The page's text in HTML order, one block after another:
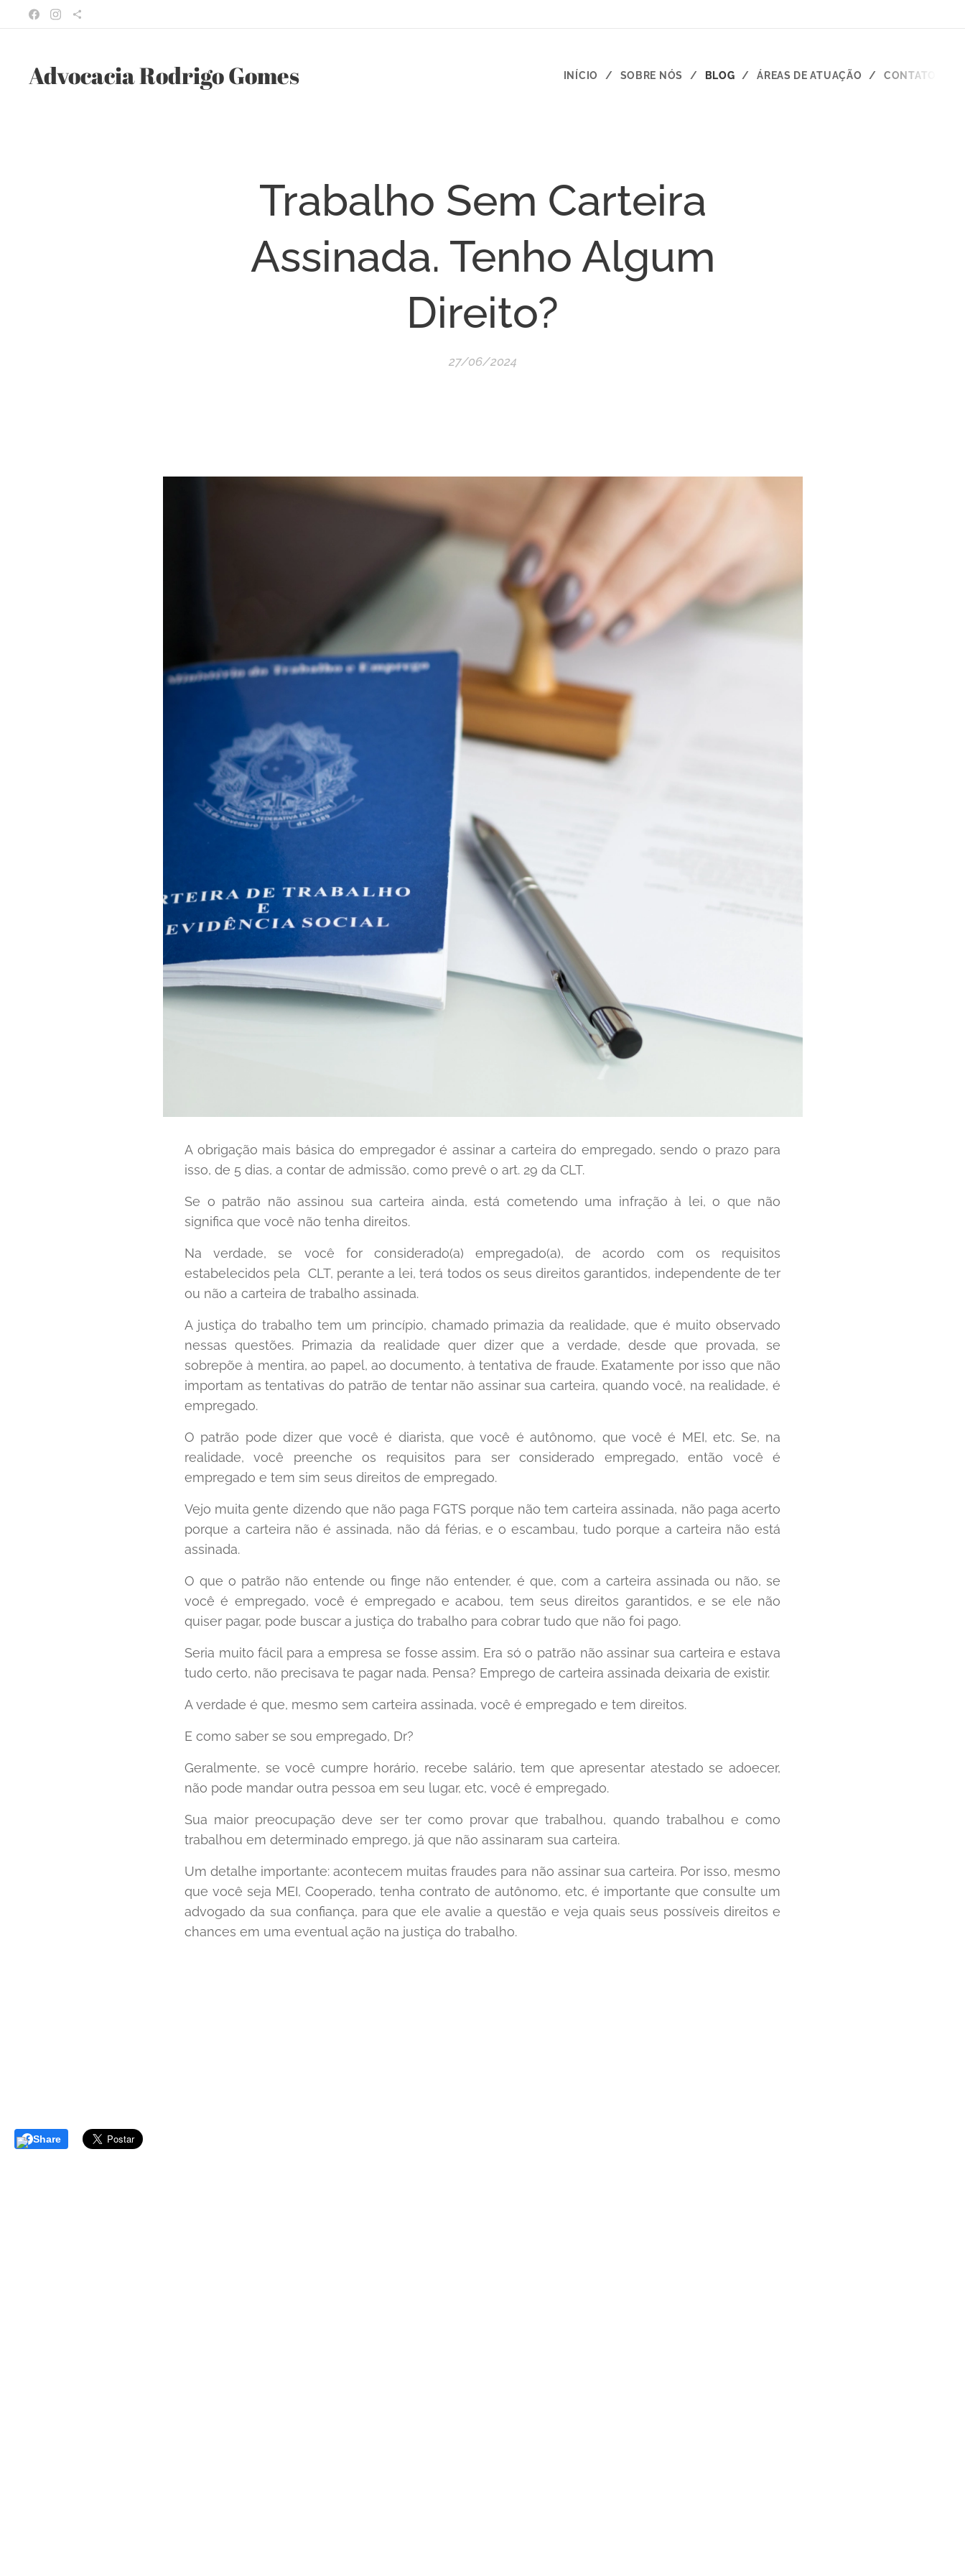
Advocacia Rodrigo Gomes INÍCIO SOBRE NÓS BLOG ÁREAS DE ATUAÇÃO CONTATO
Trabalho Sem Carteira
Assinada. Tenho Algum
Direito?
27/06/2024
A obrigação mais básica do empregador é assinar a carteira do empregado, sendo o prazo para
isso, de 5 dias, a contar de admissão, como prevê o art. 29 da CLT.
Se o patrão não assinou sua carteira ainda, está cometendo uma infração à lei, o que não
significa que você não tenha direitos.
Na verdade, se você for considerado(a) empregado(a), de acordo com os requisitos
estabelecidos pela CLT, perante a lei, terá todos os seus direitos garantidos, independente de ter
ou não a carteira de trabalho assinada.
A justiça do trabalho tem um princípio, chamado primazia da realidade, que é muito observado
nessas questões. Primazia da realidade quer dizer que a verdade, desde que provada, se
sobrepõe à mentira, ao papel, ao documento, à tentativa de fraude. Exatamente por isso que não
importam as tentativas do patrão de tentar não assinar sua carteira, quando você, na realidade, é
empregado.
O patrão pode dizer que você é diarista, que você é autônomo, que você é MEI, etc. Se, na
realidade, você preenche os requisitos para ser considerado empregado, então você é
empregado e tem sim seus direitos de empregado.
Vejo muita gente dizendo que não paga FGTS porque não tem carteira assinada, não paga acerto
porque a carteira não é assinada, não dá férias, e o escambau, tudo porque a carteira não está
assinada.
O que o patrão não entende ou finge não entender, é que, com a carteira assinada ou não, se
você é empregado, você é empregado e acabou, tem seus direitos garantidos, e se ele não
quiser pagar, pode buscar a justiça do trabalho para cobrar tudo que não foi pago.
Seria muito fácil para a empresa se fosse assim. Era só o patrão não assinar sua carteira e estava
tudo certo, não precisava te pagar nada. Pensa? Emprego de carteira assinada deixaria de existir.
A verdade é que, mesmo sem carteira assinada, você é empregado e tem direitos.
E como saber se sou empregado, Dr?
Geralmente, se você cumpre horário, recebe salário, tem que apresentar atestado se adoecer,
não pode mandar outra pessoa em seu lugar, etc, você é empregado.
Sua maior preocupação deve ser ter como provar que trabalhou, quando trabalhou e como
trabalhou em determinado emprego, já que não assinaram sua carteira.
Um detalhe importante: acontecem muitas fraudes para não assinar sua carteira. Por isso, mesmo
que você seja MEI, Cooperado, tenha contrato de autônomo, etc, é importante que consulte um
advogado da sua confiança, para que ele avalie a questão e veja quais seus possíveis direitos e
chances em uma eventual ação na justiça do trabalho.
Share